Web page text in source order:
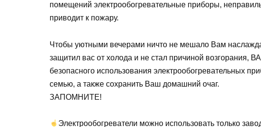
помещений электрообогревательные приборы,
приводит к пожару.
Чтобы уютными вечерами ничто не мешало Вам
защитил вас от холода и не стал причиной возгорания,
безопасного использования электрообогревательных
семью, а также сохранить Ваш домашний очаг.
ЗАПОМНИТЕ!
Электрообогреватели можно использовать только